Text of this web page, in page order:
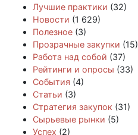
Лучшие практики (32)
Новости (1 629)
Полезное (3)
Прозрачные закупки (15)
Работа над собой (37)
Рейтинги и опросы (33)
События (4)
Статьи (3)
Стратегия закупок (31)
Сырьевые рынки (5)
Успех (2)